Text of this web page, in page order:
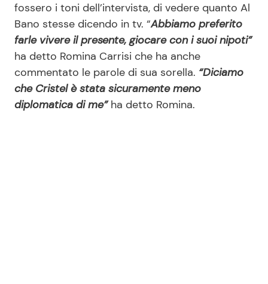
Viaggi e Turismo
Festività
Ricette Feste
Ricette per Bambini
Seguici
fossero i toni dell’intervista, di vedere quanto Al
Bano stesse dicendo in tv. “Abbiamo preferito
farle vivere il presente, giocare con i suoi nipoti”
ha detto Romina Carrisi che ha anche
commentato le parole di sua sorella. “Diciamo
che Cristel è stata sicuramente meno
diplomatica di me”ha detto Romina.